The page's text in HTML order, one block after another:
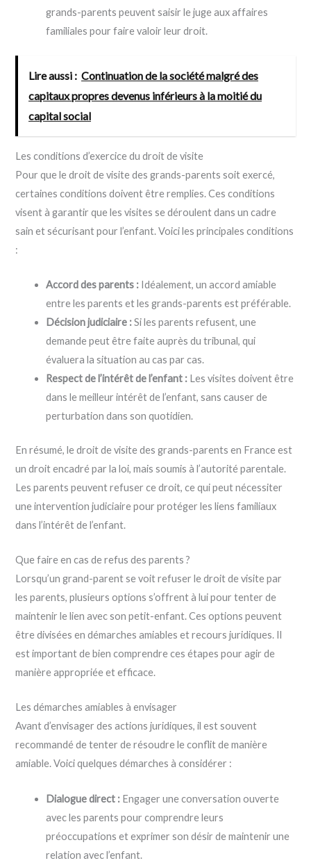
grands-parents peuvent saisir le juge aux affaires
familiales pour faire valoir leur droit.
Lire aussi : Continuation de la société malgré des
capitaux propres devenus inférieurs à la moitié du
capital social
Les conditions d’exercice du droit de visite
Pour que le droit de visite des grands-parents soit exercé,
certaines conditions doivent être remplies. Ces conditions
visent à garantir que les visites se déroulent dans un cadre
sain et sécurisant pour l’enfant. Voici les principales conditions
:
Accord des parents : Idéalement, un accord amiable
entre les parents et les grands-parents est préférable.
Décision judiciaire :Si les parents refusent, une
demande peut être faite auprès du tribunal, qui
évaluera la situation au cas par cas.
Respect de l’intérêt de l’enfant : Les visites doivent être
dans le meilleur intérêt de l’enfant, sans causer de
perturbation dans son quotidien.
En résumé, le droit de visite des grands-parents en France est
un droit encadré par la loi, mais soumis à l’autorité parentale.
Les parents peuvent refuser ce droit, ce qui peut nécessiter
une intervention judiciaire pour protéger les liens familiaux
dans l’intérêt de l’enfant.
Que faire en cas de refus des parents ?
Lorsqu’un grand-parent se voit refuser le droit de visite par
les parents, plusieurs options s’offrent à lui pour tenter de
maintenir le lien avec son petit-enfant. Ces options peuvent
être divisées en démarches amiables et recours juridiques. Il
est important de bien comprendre ces étapes pour agir de
manière appropriée et efficace.
Les démarches amiables à envisager
Avant d’envisager des actions juridiques, il est souvent
recommandé de tenter de résoudre le conflit de manière
amiable. Voici quelques démarches à considérer :
Dialogue direct : Engager une conversation ouverte
avec les parents pour comprendre leurs
préoccupations et exprimer son désir de maintenir une
relation avec l’enfant.